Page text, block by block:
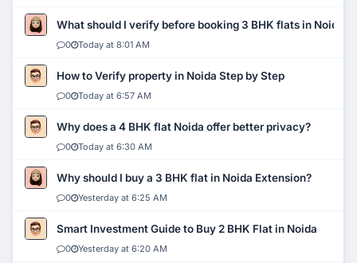
What should I verify before booking 3 BHK flats in Noida?
0 Today at 8:01 AM
How to Verify property in Noida Step by Step
0 Today at 6:57 AM
Why does a 4 BHK flat Noida offer better privacy?
0 Today at 6:30 AM
Why should I buy a 3 BHK flat in Noida Extension?
0 Yesterday at 6:25 AM
Smart Investment Guide to Buy 2 BHK Flat in Noida
0 Yesterday at 6:20 AM